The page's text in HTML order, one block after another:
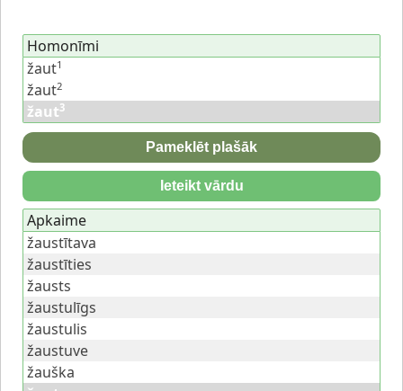
Homonīmi
žaut1
žaut2
žaut3
Pameklēt plašāk
Ieteikt vārdu
Apkaime
žaustītava
žaustīties
žausts
žaustulīgs
žaustulis
žaustuve
žauška